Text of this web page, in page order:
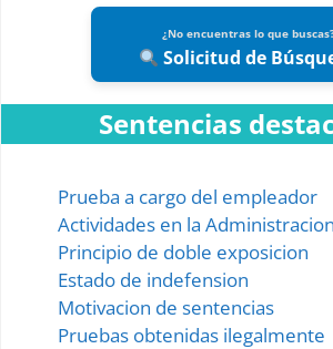
¿No encuentras lo que
Solicitud de
Sentencias
Prueba a cargo del empleador
Actividades en la
Principio de doble exposicion
Estado de indefension
Motivacion de sentencias
Pruebas obtenidas ilegalmente